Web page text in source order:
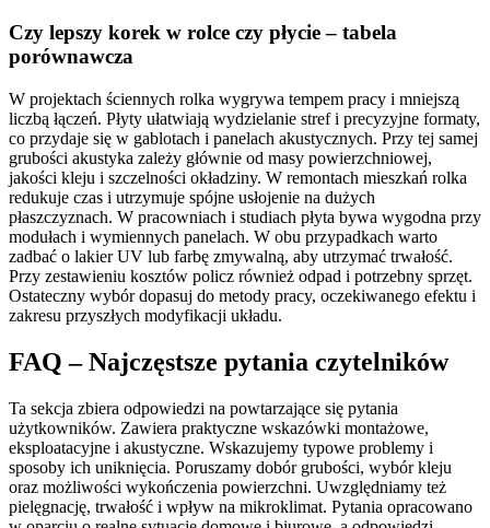
Czy lepszy korek w rolce czy płycie – tabela
porównawcza
W projektach ściennych rolka wygrywa tempem pracy i mniejszą
liczbą łączeń. Płyty ułatwiają wydzielanie stref i precyzyjne formaty,
co przydaje się w gablotach i panelach akustycznych. Przy tej samej
grubości akustyka zależy głównie od masy powierzchniowej,
jakości kleju i szczelności okładziny. W remontach mieszkań rolka
redukuje czas i utrzymuje spójne usłojenie na dużych
płaszczyznach. W pracowniach i studiach płyta bywa wygodna przy
modułach i wymiennych panelach. W obu przypadkach warto
zadbać o lakier UV lub farbę zmywalną, aby utrzymać trwałość.
Przy zestawieniu kosztów policz również odpad i potrzebny sprzęt.
Ostateczny wybór dopasuj do metody pracy, oczekiwanego efektu i
zakresu przyszłych modyfikacji układu.
FAQ – Najczęstsze pytania czytelników
Ta sekcja zbiera odpowiedzi na powtarzające się pytania
użytkowników. Zawiera praktyczne wskazówki montażowe,
eksploatacyjne i akustyczne. Wskazujemy typowe problemy i
sposoby ich uniknięcia. Poruszamy dobór grubości, wybór kleju
oraz możliwości wykończenia powierzchni. Uwzględniamy też
pielęgnację, trwałość i wpływ na mikroklimat. Pytania opracowano